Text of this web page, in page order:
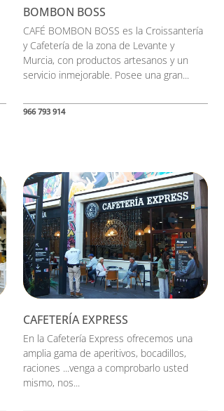
BOMBON BOSS
CAFÉ BOMBON BOSS es la Croissantería
y Cafetería de la zona de Levante y
Murcia, con productos artesanos y un
servicio inmejorable. Posee una gran...
966 793 914
CAFETERÍA EXPRESS
En la Cafetería Express ofrecemos una
amplia gama de aperitivos, bocadillos,
raciones ...venga a comprobarlo usted
mismo, nos...